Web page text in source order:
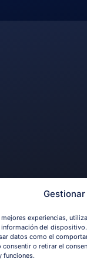
mejores experiencias,
información del
datos como el
consentir o retirar el
funciones.